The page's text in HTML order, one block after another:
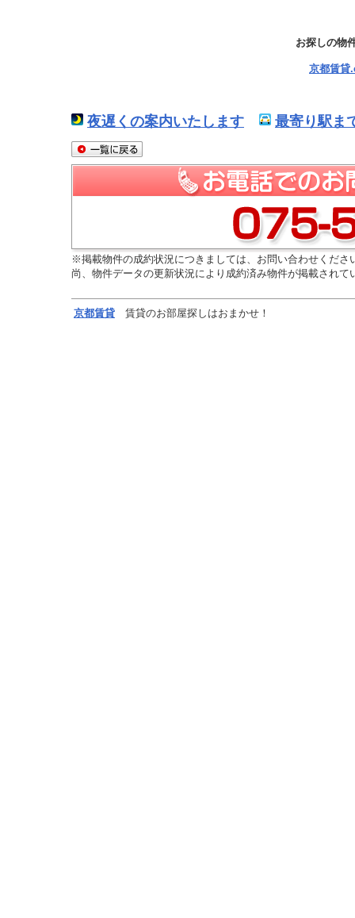
お探しの物
京都賃貸
夜遅くの案内いたします 最寄り駅ま
※掲載物件の成約状況につきましては、お問い合わせくださ
尚、物件データの更新状況により成約済み物件が掲載され
京都賃貸 賃貸のお部屋探しはおまかせ！